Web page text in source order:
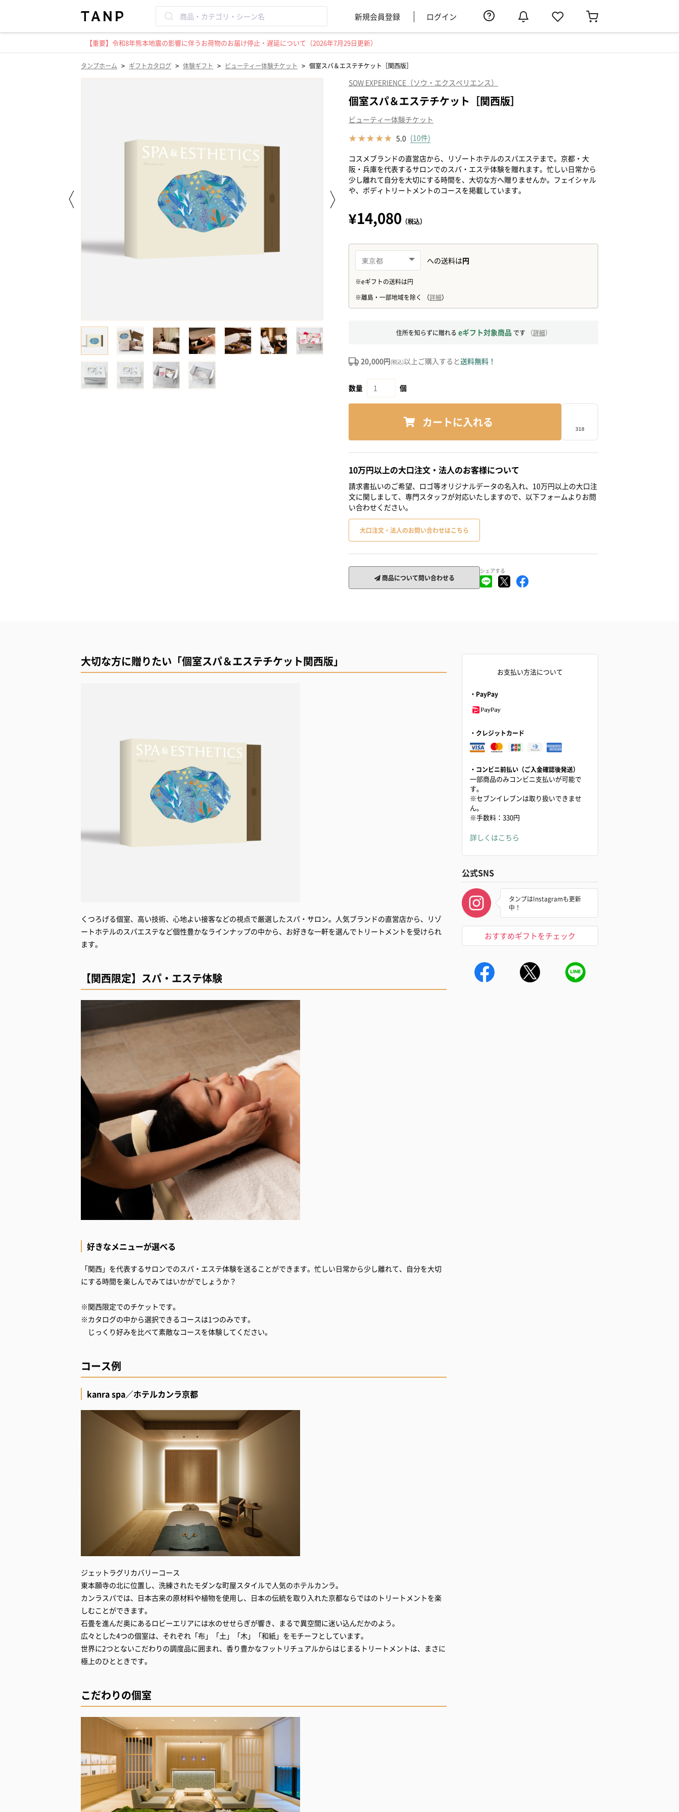
新規会員登録 ログイン
【重要】令和8年熊本地震の影響に伴うお荷物のお届け停止・遅延について（2026年7月29日更新）
タンプホーム > ギフトカタログ > 体験ギフト > ビューティー体験チケット > 個室スパ＆エステチケット［関西版］
SOW EXPERIENCE（ソウ・エクスペリエンス）
個室スパ＆エステチケット［関西版］
ビューティー体験チケット
5.0 (10件)
コスメブランドの直営店から、リゾートホテルのスパエステまで。京都・大
阪・兵庫を代表するサロンでのスパ・エステ体験を贈れます。忙しい日常から
少し離れて自分を大切にする時間を、大切な方へ贈りませんか。フェイシャル
や、ボディトリートメントのコースを掲載しています。
¥14,080 （税込）
住所を知らずに贈れる eギフト対象商品 です （詳細）
20,000円(税込)以上ご購入すると送料無料！
数量 個
カートに入れる
10万円以上の大口注文・法人のお客様について
請求書払いのご希望、ロゴ等オリジナルデータの名入れ、10万円以上の大口注
文に関しまして、専門スタッフが対応いたしますので、以下フォームよりお問
い合わせください。
大口注文・法人のお問い合わせはこちら
商品について問い合わせる
シェアする
大切な方に贈りたい「個室スパ＆エステチケット関西版」
くつろげる個室、高い技術、心地よい接客などの視点で厳選したスパ・サロン。人気ブランドの直営店から、リゾ
ートホテルのスパエステなど個性豊かなラインナップの中から、お好きな一軒を選んでトリートメントを受けられ
ます。
【関西限定】スパ・エステ体験
好きなメニューが選べる
「関西」を代表するサロンでのスパ・エステ体験を送ることができます。忙しい日常から少し離れて、自分を大切
にする時間を楽しんでみてはいかがでしょうか？
※関西限定でのチケットです。
※カタログの中から選択できるコースは1つのみです。
じっくり好みを比べて素敵なコースを体験してください。
コース例
kanra spa／ホテルカンラ京都
ジェットラグリカバリーコース
東本願寺の北に位置し、洗練されたモダンな町屋スタイルで人気のホテルカンラ。
カンラスパでは、日本古来の原材料や植物を使用し、日本の伝統を取り入れた京都ならではのトリートメントを楽
しむことができます。
石畳を進んだ奥にあるロビーエリアには水のせせらぎが響き、まるで異空間に迷い込んだかのよう。
広々とした4つの個室は、それぞれ「布」「土」「木」「和紙」をモチーフとしています。
世界に2つとないこだわりの調度品に囲まれ、香り豊かなフットリチュアルからはじまるトリートメントは、まさに
極上のひとときです。
こだわりの個室
お支払い方法について
・PayPay
・クレジットカード
・コンビニ前払い（ご入金確認後発送）
一部商品のみコンビニ支払いが可能で
す。
※セブンイレブンは取り扱いできませ
ん。
※手数料：330円
詳しくはこちら
公式SNS
タンプはInstagramも更新
中！
おすすめギフトをチェック